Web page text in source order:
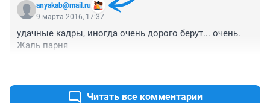
anyakab@mail.ru
9 марта 2016, 17:37
удачные кадры, иногда очень дорого берут... очень.
Жаль парня
Читать все комментарии